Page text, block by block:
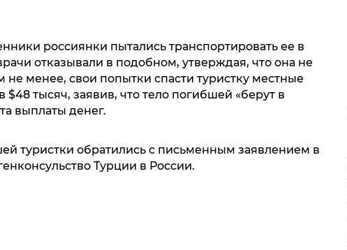
россиянки пытались транспортировать ее в
отказывали в подобном, утверждая, что она не
не менее, свои попытки спасти туристку местные
$48 тысяч, заявив, что тело погибшей «берут в
выплаты денег.
туристки обратились с письменным заявлением в
Турции в России.